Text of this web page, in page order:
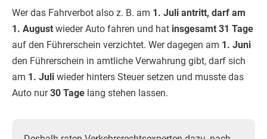
Wer das Fahrverbot also z. B. am 1. Juli antritt, darf am
1. August wieder Auto fahren und hat insgesamt 31 Tage
auf den Führerschein verzichtet. Wer dagegen am 1. Juni
den Führerschein in amtliche Verwahrung gibt, darf sich
am 1. Juli wieder hinters Steuer setzen und musste das
Auto nur30 Tage lang stehen lassen.